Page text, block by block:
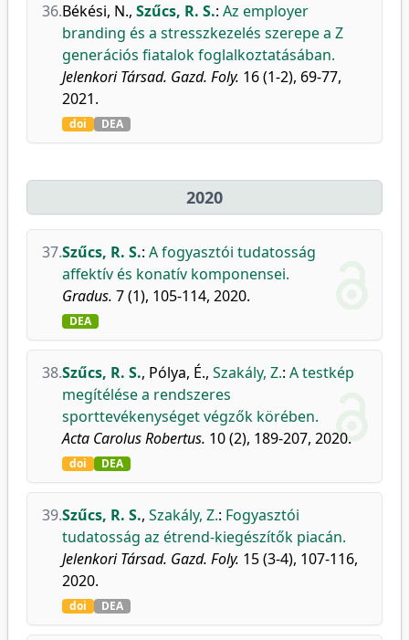
36.Békési, N., Szűcs, R. S.: Az employer
branding és a stresszkezelés szerepe a Z
generációs fiatalok foglalkoztatásában.
Jelenkori Társad. Gazd. Foly. 16 (1-2), 69-77,
2021.
doi DEA
2020
37.Szűcs, R. S.: A fogyasztói tudatosság
affektív és konatív komponensei.
Gradus. 7 (1), 105-114, 2020.
DEA
38.Szűcs, R. S., Pólya, É., Szakály, Z.: A testkép
megítélése a rendszeres
sporttevékenységet végzők körében.
Acta Carolus Robertus. 10 (2), 189-207, 2020.
doi DEA
39.Szűcs, R. S., Szakály, Z.: Fogyasztói
tudatosság az étrend-kiegészítők piacán.
Jelenkori Társad. Gazd. Foly. 15 (3-4), 107-116,
2020.
doi DEA